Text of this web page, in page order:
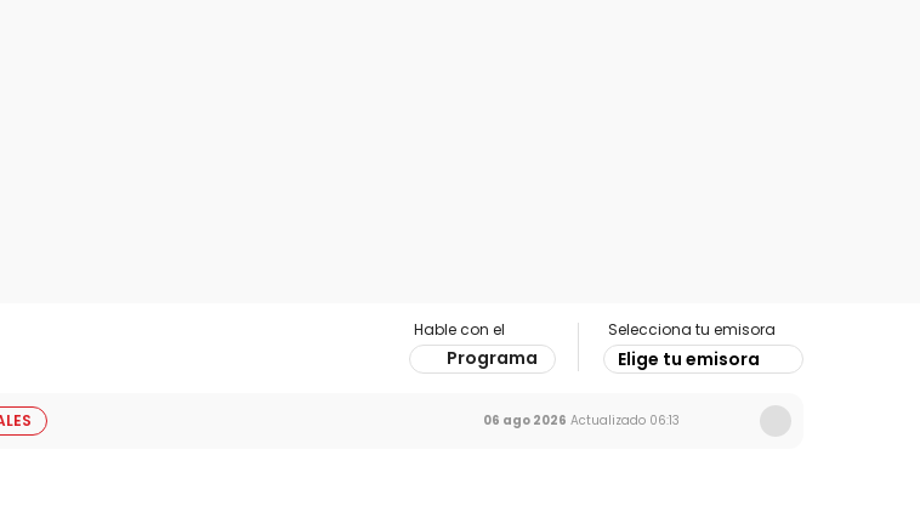
Hable con el
Programa
Selecciona tu emisora
Elige tu emisora
06 ago 2026 Actualizado 06:13